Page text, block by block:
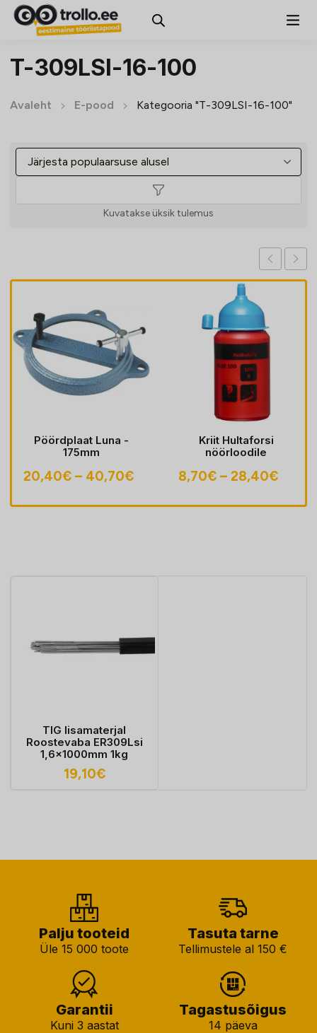
T-309LSI-16-100
Avaleht E-pood Kategooria "T-309LSI-16-100"
Kuvatakse üksik tulemus
Pöördplaat Luna -
175mm
20,40€ – 40,70€Hinnavahemik:
kuni
Kriit Hultaforsi
nöörloodile
8,70€ – 28,40€
kuni
TIG lisamaterjal
Roostevaba ER309Lsi
1,6x1000mm 1kg
19,10€
Palju tooteid
Üle 15 000 toote
Tasuta tarne
Tellimustele al 150 €
Garantii
Kuni 3 aastat
Tagastusõigus
14 päeva